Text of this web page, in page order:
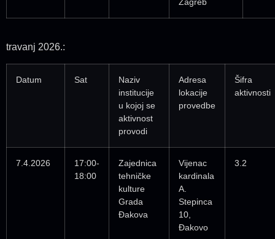
Zagreb
travanj 2026.:
Datum Sat
Naziv
institucije
u kojoj se
aktivnost
provodi
Adresa
lokacije
provedbe
Šifra
aktivnosti
7.4.2026
17:00-
18:00
Zajednica
tehničke
kulture
Grada
Đakova
Vijenac
kardinala
A.
Stepinca
10,
Đakovo
3.2